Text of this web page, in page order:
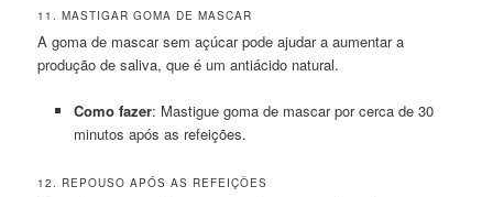
11. MASTIGAR GOMA DE MASCAR
A goma de mascar sem açúcar pode ajudar a aumentar a
produção de saliva, que é um antiácido natural.
Como fazer: Mastigue goma de mascar por cerca de 30
minutos após as refeições.
12. REPOUSO APÓS AS REFEIÇÕES